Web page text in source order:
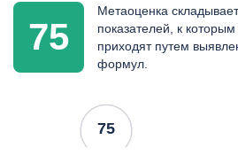
75
Метаоценка
показателей, к
приходят путем
формул.
75